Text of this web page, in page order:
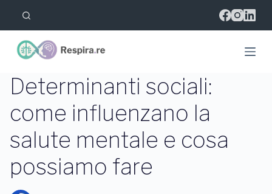
l
l
n
t
n
t
o
Determinanti sociali:
come influenzano la
salute mentale e cosa
possiamo fare